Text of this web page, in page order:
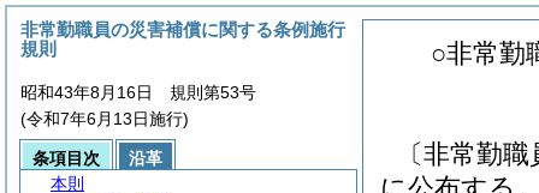
○非常勤
〔非常勤
非常勤職員の災害補償に関する条例施行
規則
昭和43年8月16日 規則第53号
(令和7年6月13日施行)
条項目次
沿革
本則